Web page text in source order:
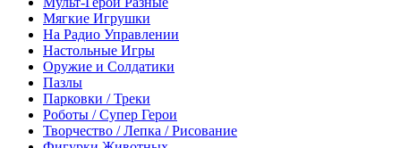
Мягкие Игрушки
На Радио Управлении
Настольные Игры
Оружие и Солдатики
Пазлы
Парковки / Треки
Роботы / Супер Герои
Творчество / Лепка / Рисование